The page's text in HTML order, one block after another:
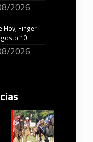
2026
Hoy, Finger
10
2026